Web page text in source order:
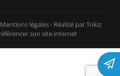
Mentions légales- Réalisé par Tokiz
son site internet